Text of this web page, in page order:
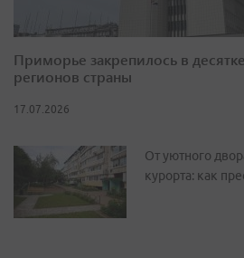
Приморье закрепилось в
регионов страны
17.07.2026
От уютного
курорта: как